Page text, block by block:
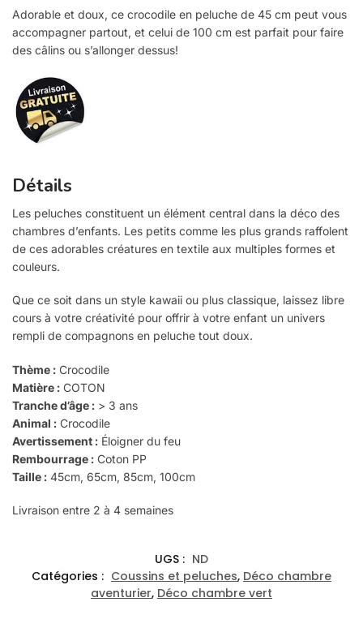
Adorable et doux, ce crocodile en peluche de 45 cm peut vous
accompagner partout, et celui de 100 cm est parfait pour faire
des câlins ou s’allonger dessus!
Détails
Les peluches constituent un élément central dans la déco des
chambres d’enfants. Les petits comme les plus grands raffolent
de ces adorables créatures en textile aux multiples formes et
couleurs.
Que ce soit dans un style kawaii ou plus classique, laissez libre
cours à votre créativité pour offrir à votre enfant un univers
rempli de compagnons en peluche tout doux.
Thème : Crocodile
Matière : COTON
Tranche d’âge : > 3 ans
Animal : Crocodile
Avertissement : Éloigner du feu
Rembourrage : Coton PP
Taille : 45cm, 65cm, 85cm, 100cm
Livraison entre 2 à 4 semaines
UGS : ND
Catégories : Coussins et peluches, Déco chambre
aventurier, Déco chambre vert